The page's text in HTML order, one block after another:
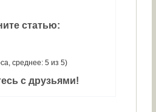
статью:
среднее: 5 из 5)
с друзьями!